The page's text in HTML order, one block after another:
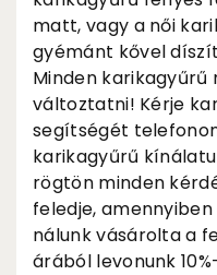
matt, vagy a női
gyémánt kővel
Minden
változtatni! Kérje
segítségét
karikagyűrű
rögtön minden
feledje,
nálunk vásárolta a
árából levonunk